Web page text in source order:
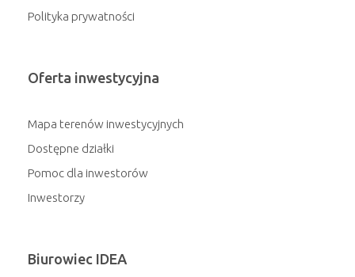
Polityka prywatności
Oferta inwestycyjna
Mapa terenów inwestycyjnych
Dostępne działki
Pomoc dla inwestorów
Inwestorzy
Biurowiec IDEA